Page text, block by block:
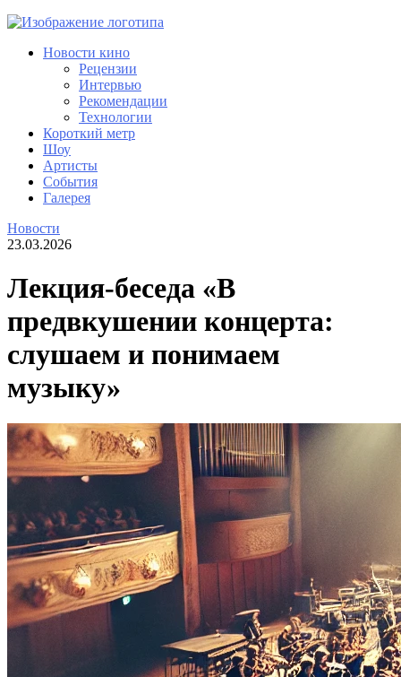
Новости кино
Рецензии
Интервью
Рекомендации
Технологии
Короткий метр
Шоу
Артисты
События
Галерея
Новости
23.03.2026
Лекция-беседа «В
предвкушении концерта:
слушаем и понимаем
музыку»